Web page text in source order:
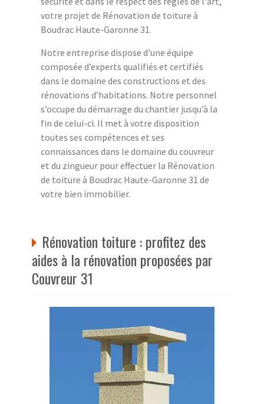
votre projet de Rénovation de toiture à
Boudrac Haute-Garonne 31.
Notre entreprise dispose d'une équipe
composée d’experts qualifiés et certifiés
dans le domaine des constructions et des
rénovations d’habitations. Notre personnel
s’occupe du démarrage du chantier jusqu’à la
fin de celui-ci. Il met à votre disposition
toutes ses compétences et ses
connaissances dans le domaine du couvreur
et du zingueur pour effectuer la Rénovation
de toiture à Boudrac Haute-Garonne 31 de
votre bien immobilier.
Rénovation toiture : profitez des
aides à la rénovation proposées par
Couvreur 31